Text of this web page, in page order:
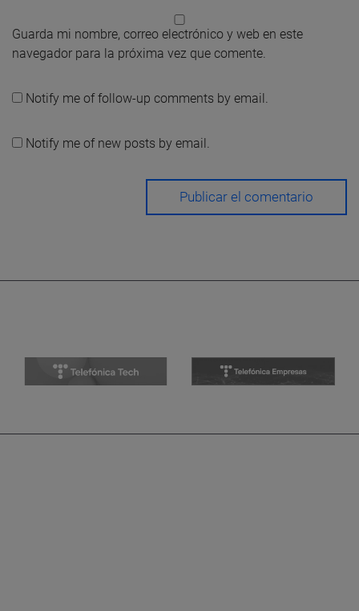
Guarda mi nombre, correo electrónico y web en este
navegador para la próxima vez que comente.
Notify me of follow-up comments by email.
Notify me of new posts by email.